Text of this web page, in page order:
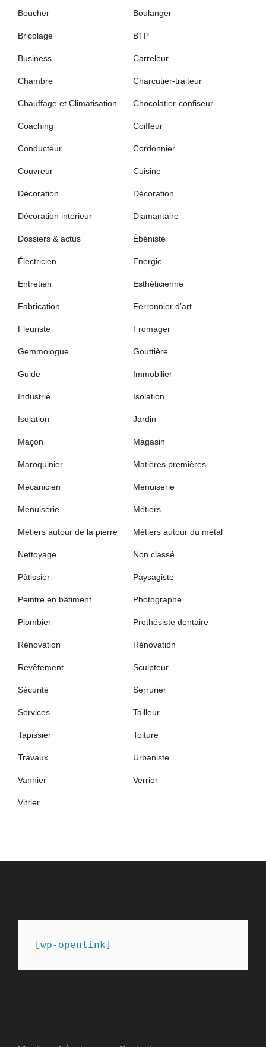
Boucher Boulanger
Bricolage BTP
Business Carreleur
Chambre Charcutier-traiteur
Chauffage et Climatisation Chocolatier-confiseur
Coaching Coiffeur
Conducteur Cordonnier
Couvreur Cuisine
Décoration Décoration
Décoration interieur Diamantaire
Dossiers & actus Ébéniste
Électricien Energie
Entretien Esthéticienne
Fabrication Ferronnier d’art
Fleuriste Fromager
Gemmologue Gouttière
Guide Immobilier
Industrie Isolation
Isolation Jardin
Maçon Magasin
Maroquinier Matières premières
Mécanicien Menuiserie
Menuiserie Métiers
Métiers autour de la pierre Métiers autour du métal
Nettoyage Non classé
Pâtissier Paysagiste
Peintre en bâtiment Photographe
Plombier Prothésiste dentaire
Rénovation Rénovation
Revêtement Sculpteur
Sécurité Serrurier
Services Tailleur
Tapissier Toiture
Travaux Urbaniste
Vannier Verrier
Vitrier
[wp-openlink]